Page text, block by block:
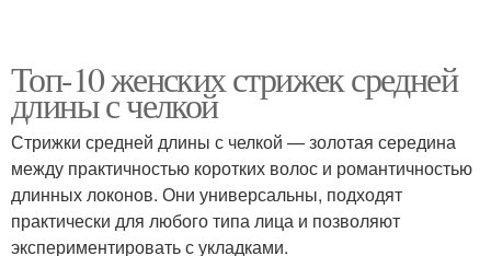
Топ-10 женских стрижек средней
длины с челкой
Стрижки средней длины с челкой — золотая середина
между практичностью коротких волос и романтичностью
длинных локонов. Они универсальны, подходят
практически для любого типа лица и позволяют
экспериментировать с укладками.